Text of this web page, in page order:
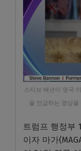
스티브 배년이 영국
을 언급하는 영상을
트럼프 행정부
이자 마가